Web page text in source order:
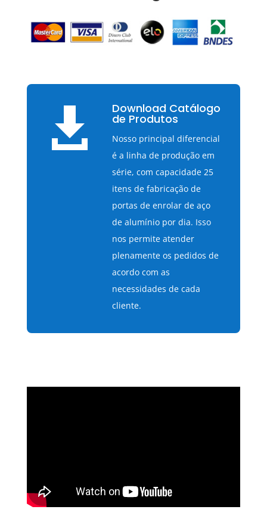
 Download Catálogo
de Produtos
Nosso principal diferencial
é a linha de produção em
série, com capacidade 25
itens de fabricação de
portas de enrolar de aço
de alumínio por dia. Isso
nos permite atender
plenamente os pedidos de
acordo com as
necessidades de cada
cliente.